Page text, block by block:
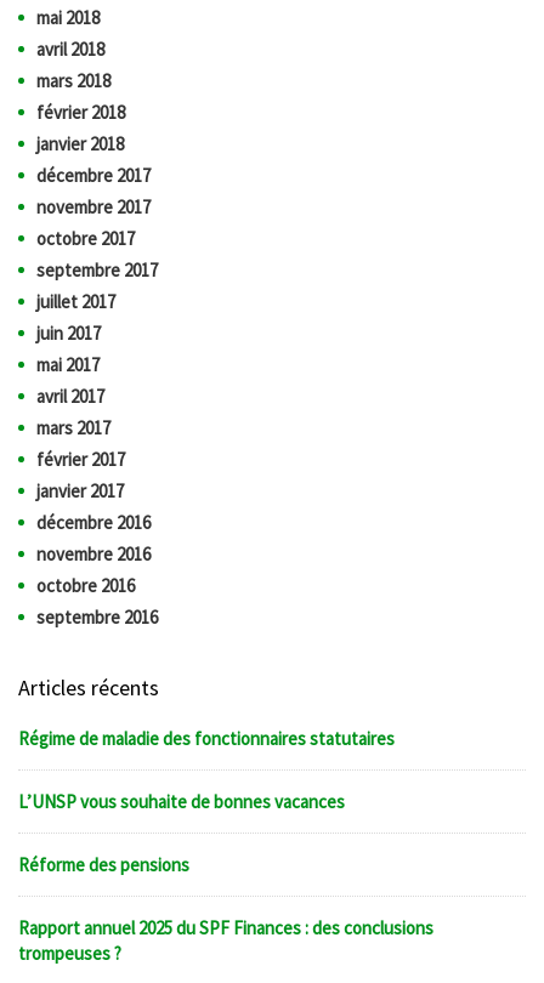
mai 2018
avril 2018
mars 2018
février 2018
janvier 2018
décembre 2017
novembre 2017
octobre 2017
septembre 2017
juillet 2017
juin 2017
mai 2017
avril 2017
mars 2017
février 2017
janvier 2017
décembre 2016
novembre 2016
octobre 2016
septembre 2016
Articles récents
Régime de maladie des fonctionnaires statutaires
L’UNSP vous souhaite de bonnes vacances
Réforme des pensions
Rapport annuel 2025 du SPF Finances : des conclusions
trompeuses ?